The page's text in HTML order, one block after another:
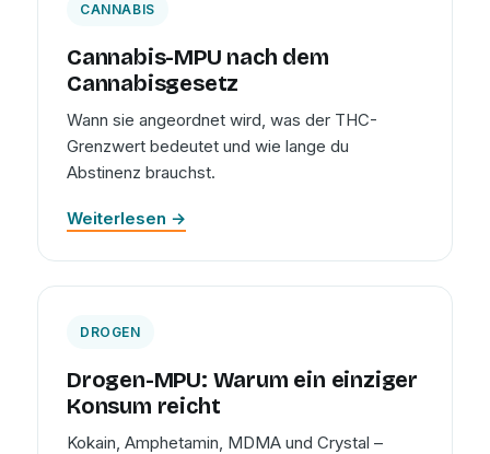
CANNABIS
Cannabis-MPU nach dem
Cannabisgesetz
Wann sie angeordnet wird, was der THC-
Grenzwert bedeutet und wie lange du
Abstinenz brauchst.
Weiterlesen →
DROGEN
Drogen-MPU: Warum ein einziger
Konsum reicht
Kokain, Amphetamin, MDMA und Crystal –